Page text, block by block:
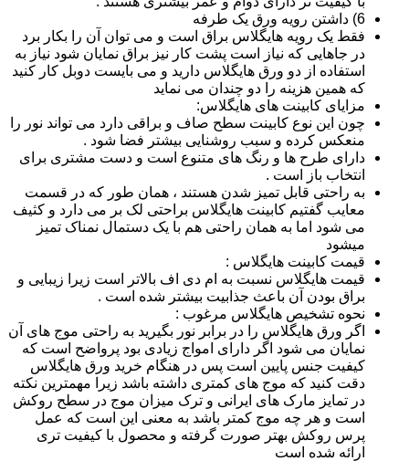
6) داشتن رویه ورق یک طرفه
فقط یک رویه هایگلاس براق است و می توان آن را بکار برد
در جاهایی که نیاز است پشت کار نیز براق نمایان شود نیاز به
استفاده از دو ورق هایگلاس دارید و می بایست دوبل کار کنید
که همین هزینه را دو چندان می نماید
مزایای کابینت های هایگلاس:
چون این نوع کابینت سطح صاف و براقی دارد می تواند نور را
منعکس کرده و سبب روشنایی بیشتر فضا شود .
دارای طرح ها و رنگ های متنوع است و دست مشتری برای
انتخاب باز است .
به راحتی قابل تمیز شدن هستند ، همان طور که در قسمت
معایب گفتیم کابینت هایگلاس براحتی لک بر می دارد و کثیف
می شود اما به همان راحتی هم با یک دستمال نمناک تمیز
میشود
قیمت کابینت هایگلاس :
قیمت هایگلاس نسبت به ام دی اف بالاتر است زیرا زیبایی و
براق بودن آن باعث جذابیت بیشتر شده است .
نحوه تشخیص هایگلاس مرغوب :
اگر ورق هایگلاس را در برابر نور بگیرید به راحتی موج های آن
نمایان می شود اگر دارای امواج زیادی بود پرواضح است که
کیفیت جنس پایین است پس در هنگام خرید ورق هایگلاس
دقت کنید که موج های کمتری داشته باشد زیرا مهمترین نکته
در تمایز مارک های ایرانی و ترک میزان موج در سطح روکش
است و هر چه موج کمتر باشد به معنی این است که عمل
پرس روکش بهتر صورت گرفته و محصول با کیفیت تری
ارائه شده است